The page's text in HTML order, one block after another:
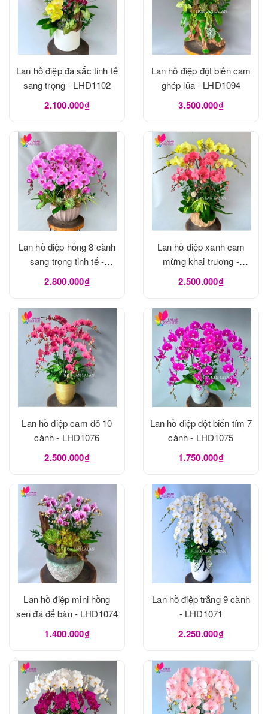
Lan hồ điệp đa sắc tinh tế
sang trọng - LHD1102
2.100.000₫
Lan hồ điệp đột biến cam
ghép lũa - LHD1094
3.500.000₫
Lan hồ điệp hồng 8 cành
sang trọng tinh tế -
LHD1093
2.800.000₫
Lan hồ điệp xanh cam
mừng khai trương -
LHD1082
2.500.000₫
Lan hồ điệp cam đỏ 10
cành - LHD1076
2.500.000₫
Lan hồ điệp đột biến tím 7
cành - LHD1075
1.750.000₫
Lan hồ điệp mini hồng
sen đá để bàn - LHD1074
1.400.000₫
Lan hồ điệp trắng 9 cành
- LHD1071
2.250.000₫